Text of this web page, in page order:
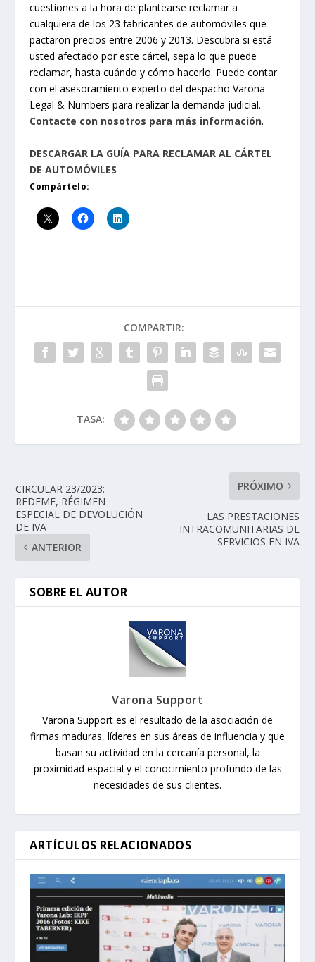
cuestiones a la hora de plantearse reclamar a
cualquiera de los 23 fabricantes de automóviles que
pactaron precios entre 2006 y 2013. Descubra si está
usted afectado por este cártel, sepa lo que puede
reclamar, hasta cuándo y cómo hacerlo. Puede contar
con el asesoramiento experto del despacho Varona
Legal & Numbers para realizar la demanda judicial.
Contacte con nosotros para más información.
DESCARGAR LA GUÍA PARA RECLAMAR AL CÁRTEL
DE AUTOMÓVILES
Compártelo:
COMPARTIR:
TASA:
CIRCULAR 23/2023:
REDEME, RÉGIMEN
ESPECIAL DE DEVOLUCIÓN
DE IVA
ANTERIOR
PRÓXIMO
LAS PRESTACIONES
INTRACOMUNITARIAS DE
SERVICIOS EN IVA
SOBRE EL AUTOR
Varona Support
Varona Support es el resultado de la asociación de
firmas maduras, líderes en sus áreas de influencia y que
basan su actividad en la cercanía personal, la
proximidad espacial y el conocimiento profundo de las
necesidades de sus clientes.
ARTÍCULOS RELACIONADOS